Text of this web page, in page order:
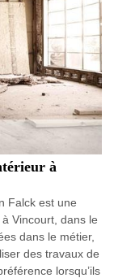
à
Falck est une
Vincourt, dans le
dans le métier,
des travaux de
lorsqu’ils